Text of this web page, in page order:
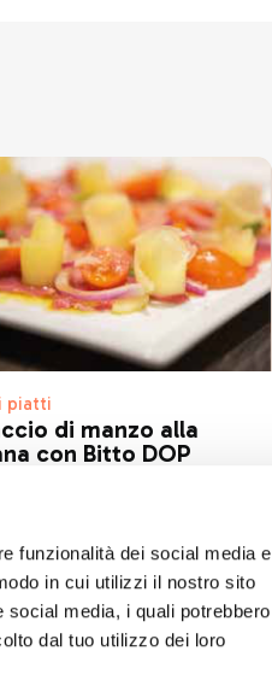
funzionalità dei social media e
in cui utilizzi il nostro sito
media, i quali potrebbero
dal tuo utilizzo dei loro
piatti
di manzo alla
con Bitto DOP